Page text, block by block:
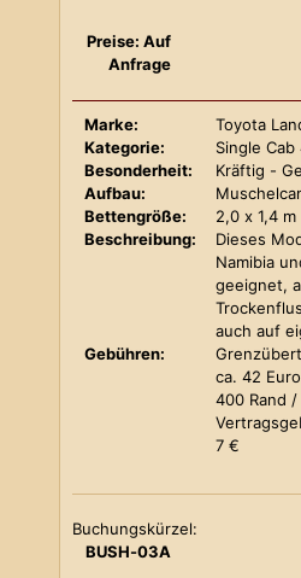
Preise: Auf
Anfrage
Marke:
Toyota
Kategorie:
Single Cab
Besonderheit:
Kräftig -
Aufbau:
Bettengröße:
2,0 x 1,4 m
Beschreibung:
Dieses
Namibia
geeignet,
auch auf
Gebühren:
ca. 42
400 Rand
7 €
Buchungskürzel:
BUSH-03A